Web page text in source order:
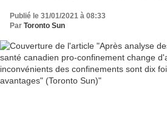
leurs avantages" (Toronto Sun)
Publié le 31/01/2021 à 08:33
Par Toronto Sun